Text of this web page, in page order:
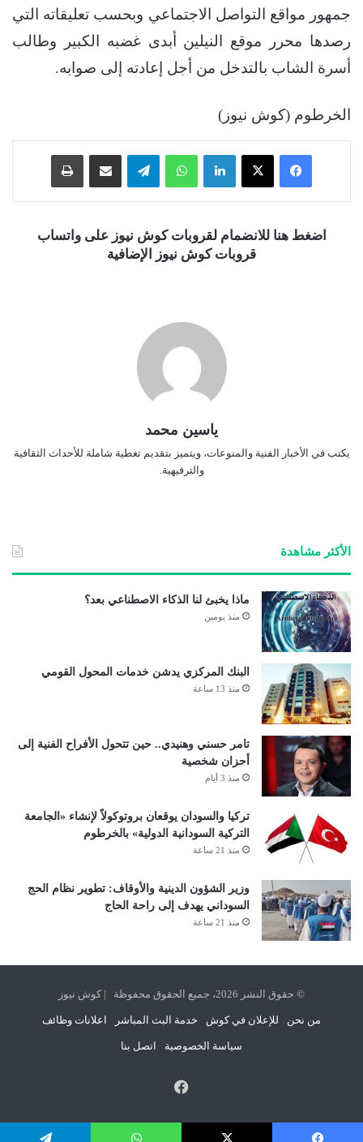
جمهور مواقع التواصل الاجتماعي وبحسب تعليقاته التي
رصدها محرر موقع النيلين أبدى غضبه الكبير وطالب
أسرة الشاب بالتدخل من أجل إعادته إلى صوابه.
الخرطوم (كوش نيوز)
فيسبوك ‫X لينكدإن واتساب تيلقرام
اضغط هنا للانضمام لقروبات كوش نيوز على واتساب
قروبات كوش نيوز الإضافية
ياسين محمد
يكتب في الأخبار الفنية والمنوعات، ويتميز بتقديم تغطية شاملة للأحداث الثقافية
والترفيهية.
الأكثر مشاهدة
ماذا يخبئ لنا الذكاء الاصطناعي بعد؟
منذ يومين
البنك المركزي يدشن خدمات المحول القومي
منذ 13 ساعة
تامر حسني وهنيدي.. حين تتحول الأفراح الفنية إلى
أحزان شخصية
منذ 3 أيام
تركيا والسودان يوقعان بروتوكولاً لإنشاء «الجامعة
التركية السودانية الدولية» بالخرطوم
منذ 21 ساعة
وزير الشؤون الدينية والأوقاف: تطوير نظام الحج
السوداني يهدف إلى راحة الحاج
منذ 21 ساعة
© حقوق النشر 2026، جميع الحقوق محفوظة | كوش نيوز
من نحن للإعلان في كوش خدمة البث المباشر اعلانات وظائف
سياسة الخصوصية اتصل بنا